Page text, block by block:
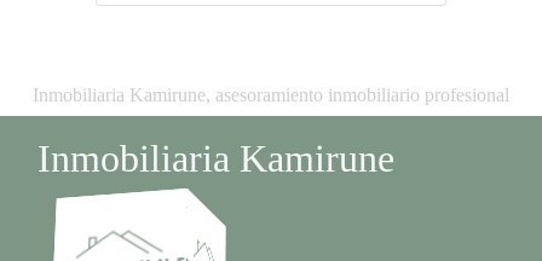
Inmobiliaria Kamirune, asesoramiento inmobiliario profesional
Inmobiliaria Kamirune